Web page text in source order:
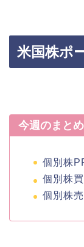
米国株ポ
今週のまと
個別株
個別株買
個別株売